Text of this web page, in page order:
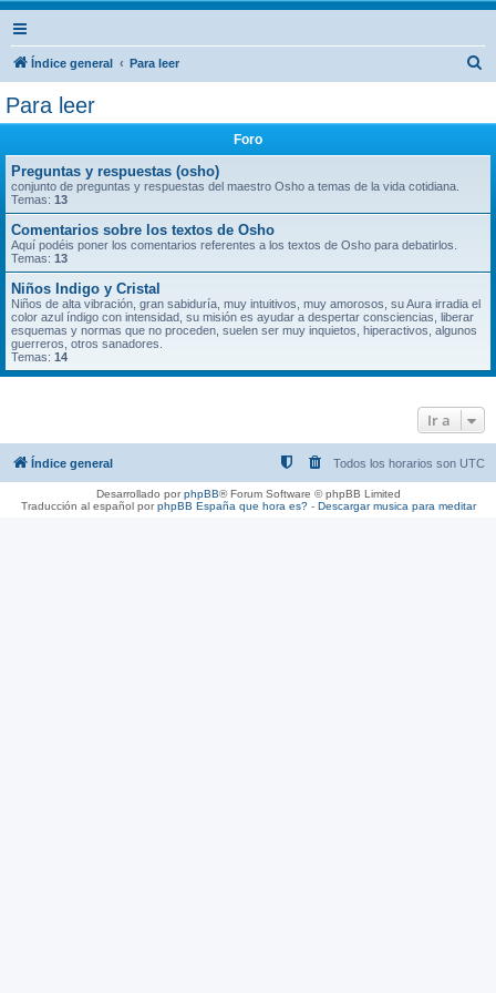
Índice general Para leer
Para leer
Foro
Preguntas y respuestas (osho)
conjunto de preguntas y respuestas del maestro Osho a temas de la vida cotidiana.
Temas: 13
Comentarios sobre los textos de Osho
Aquí podéis poner los comentarios referentes a los textos de Osho para debatirlos.
Temas: 13
Niños Indigo y Cristal
Niños de alta vibración, gran sabiduría, muy intuitivos, muy amorosos, su Aura irradia el
color azul índigo con intensidad, su misión es ayudar a despertar consciencias, liberar
esquemas y normas que no proceden, suelen ser muy inquietos, hiperactivos, algunos
guerreros, otros sanadores.
Temas: 14
Ir a
Índice general Todos los horarios son UTC
Desarrollado porphpBB® Forum Software © phpBB Limited
Traducción al español porphpBB España que hora es?- Descargar musica para meditar